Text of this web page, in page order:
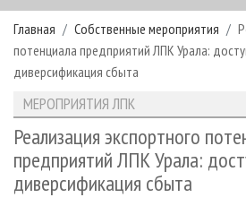
РУБРИКИ И ТЕМЫ
РУБРИКИ ЖУРНАЛА
ЛЕСНОЕ ХОЗЯЙСТВО
ЛЕСОЗАГОТОВКА
ЛЕСОПИЛЕНИЕ
ДЕРЕВООБРАБОТКА
СУШКА ДРЕВЕСИНЫ
НОВОСТИ
КАЛЕНДАРЬ СОБЫТИЙ
НОВОСТИ ЛПК
НОВОСТИ ЖУРНАЛА
НОВОСТИ КОМПАНИЙ
ПРОЕКТЫ ЛПИ
АНАЛИТИКА
ПРЕДПРИЯТИЯ ЛПК
ЛЕСНЫЕ РЕГИОНЫ РОССИИ
ПЕРСОНЫ
АРХИВ
АРХИВ ЖУРНАЛОВ
СТАТЬИ
О ЖУРНАЛЕ
ПОДПИСКА
КОНТАКТЫ
РЕКЛАМОДАТЕЛЯМ
РЕКЛАМА
Главная Собственные мероприятия
потенциала предприятий ЛПК Урала:
диверсификация сбыта
МЕРОПРИЯТИЯ ЛПК
Реализация экспортного
предприятий ЛПК Урала:
диверсификация сбыта